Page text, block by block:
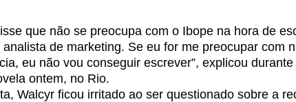
que não se preocupa com o Ibope na hora de
de marketing. Se eu for me preocupar com
eu não vou conseguir escrever”, explicou durante
ontem, no Rio.
Walcyr ficou irritado ao ser questionado sobre a